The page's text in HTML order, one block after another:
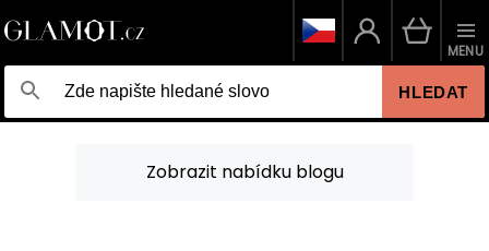
HLEDAT
MENU
Zobrazit nabídku blogu